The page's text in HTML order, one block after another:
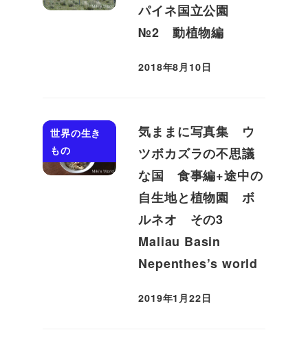
パイネ国立公園
№2 動植物編
投稿日
2018年8月10日
世界の生き
もの
気ままに写真集 ウ
ツボカズラの不思議
な国 食事編+途中の
自生地と植物園 ボ
ルネオ その3
Maliau Basin
Nepenthes’s world
投稿日
2019年1月22日